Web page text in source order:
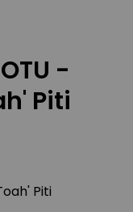
-
Piti
Piti